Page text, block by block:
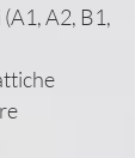
A2, B1,